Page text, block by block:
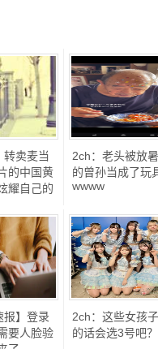
转卖麦当
的中国黄
耀自己的
2ch：老头被放
的曾孙当成了玩
wwww
报】登录
要人脸验
2ch：这些女孩
的话会选3号吧？